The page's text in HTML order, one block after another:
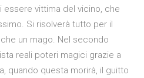
vittima del vicino, che
Si risolverà tutto per il
un mago. Nel secondo
reali poteri magici grazie a
quando questa morirà, il guitto